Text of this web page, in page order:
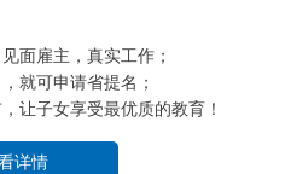
面雇主，真实工作；
就可申请省提名；
让子女享受最优质的教育！
详情